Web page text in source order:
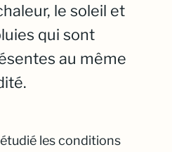
le soleil et
qui sont
au même
les conditions